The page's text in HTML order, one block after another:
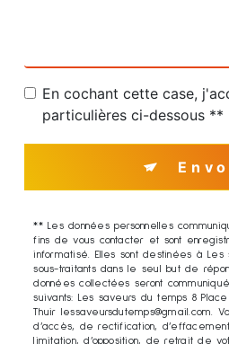
En cochant cette case,
particulières ci-dessous **
** Les données personnelles
fins de vous contacter et sont
informatisé. Elles sont destinées à
sous-traitants dans le seul but de
données collectées seront
suivants: Les saveurs du temps 8
Thuir lessaveursdutemps@gmail.com.
d’accès, de rectification,
limitation, d’opposition, de retrait de